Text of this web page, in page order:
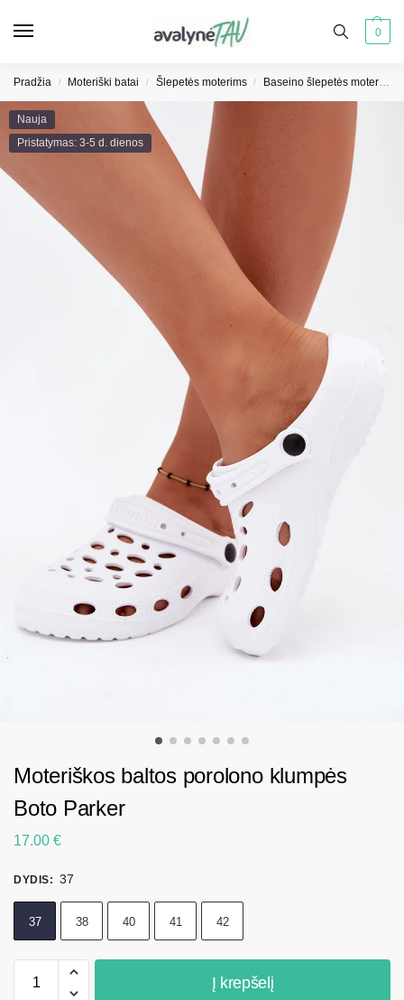
0
Pradžia / Moteriški batai / Šlepetės moterims / Baseino šlepetės moterims
Nauja
Pristatymas: 3-5 d. dienos
Moteriškos baltos porolono klumpės
Boto Parker
17.00 €
DYDIS: 37
37 38 40 41 42
Į krepšelį